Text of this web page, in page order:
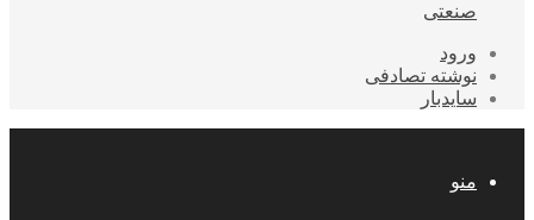
صنعتی
ورود
نوشته تصادفی
سایدبار
منو